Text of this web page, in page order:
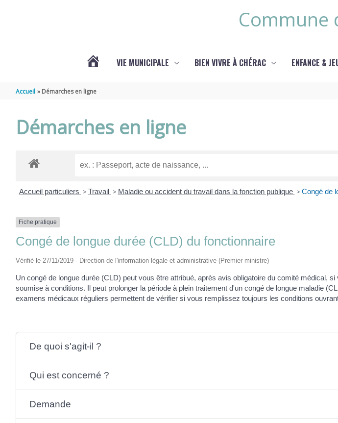
Commune
VIE MUNICIPALE BIEN VIVRE À CHÉRAC ENFANCE &
Accueil Démarches en ligne
Démarches en ligne
Accueil particuliers > Travail > Maladie ou accident du travail dans la fonction publique > Congé de
Fiche pratique
Congé de longue durée (CLD) du fonctionnaire
Vérifié le 27/11/2019 - Direction de l'information légale et administrative (Premier ministre)
Un congé de longue durée (CLD) peut vous être attribué, après avis obligatoire du comité médical,
soumise à conditions. Il peut prolonger la période à plein traitement d'un congé de longue maladie
examens médicaux réguliers permettent de vérifier si vous remplissez toujours les conditions
De quoi s'agit-il ?
Qui est concerné ?
Demande